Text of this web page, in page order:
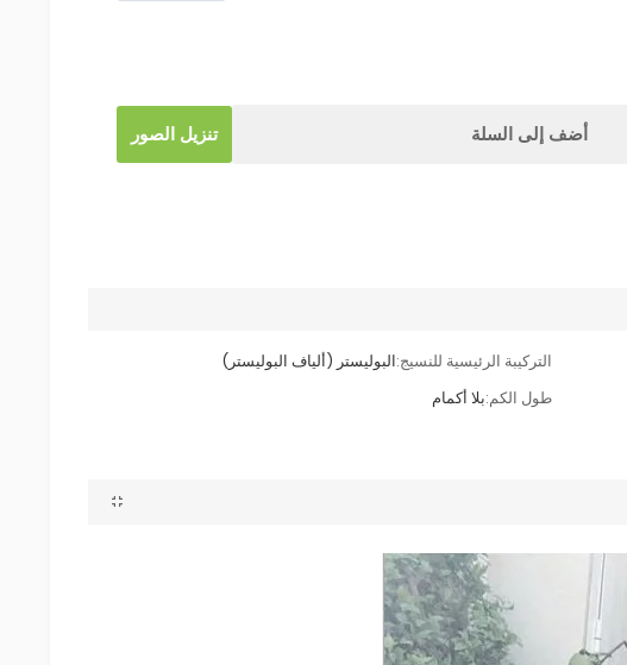
أضف إلى السلة تنزيل الصور
التركيبة الرئيسية للنسيج:البوليستر (ألياف البوليستر)
طول الكم:بلا أكمام